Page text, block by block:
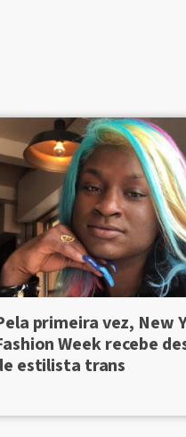
primeira vez, New
Week recebe
estilista trans